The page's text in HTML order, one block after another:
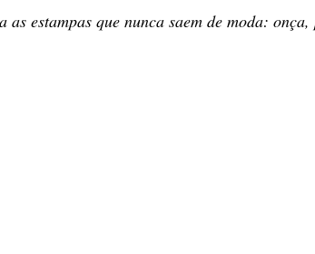
Carnaval
as estampas que nunca saem de moda: